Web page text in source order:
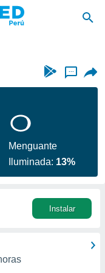
...
Menguante
Iluminada: 13%
Instalar